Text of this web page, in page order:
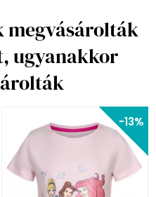
megvásárolták
ugyanakkor
-13%